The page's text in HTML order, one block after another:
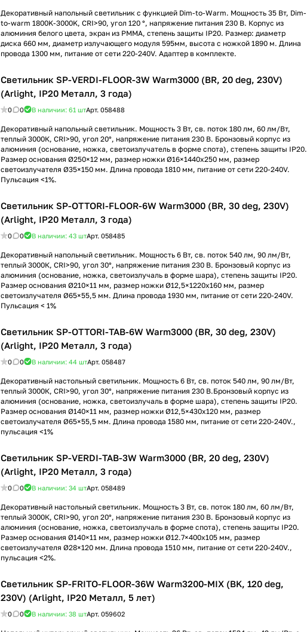
Декоративный напольный светильник с функцией Dim-to-Warm. Мощность 35 Вт, Dim-
to-warm 1800K-3000K, CRI>90, угол 120 °, напряжение питания 230 В. Корпус из
алюминия белого цвета, экран из PMMA, степень защиты IP20. Размер: диаметр
диска 660 мм, диаметр излучающего модуля 595мм, высота с ножкой 1890 м. Длина
провода 1300 мм, питание от сети 220-240V. Адаптер в комплекте.
Светильник SP-VERDI-FLOOR-3W Warm3000 (BR, 20 deg, 230V)
(Arlight, IP20 Металл, 3 года)
0 0 В наличии: 61 штАрт. 058488
Декоративный напольный светильник. Мощность 3 Вт, св. поток 180 лм, 60 лм/Вт,
теплый 3000К, CRI>90, угол 20°, напряжение питания 230 В. Бронзовый корпус из
алюминия (основание, ножка, светоизлучатель в форме спота), степень защиты IP20.
Размер основания Ø250×12 мм, размер ножки Ø16×1440х250 мм, размер
светоизлучателя Ø35×150 мм. Длина провода 1810 мм, питание от сети 220-240V.
Пульсация <1%.
Светильник SP-OTTORI-FLOOR-6W Warm3000 (BR, 30 deg, 230V)
(Arlight, IP20 Металл, 3 года)
0 0 В наличии: 43 штАрт. 058485
Декоративный напольный светильник. Мощность 6 Вт, св. поток 540 лм, 90 лм/Вт,
теплый 3000К, CRI>90, угол 30°, напряжение питания 230 В. Бронзовый корпус из
алюминия (основание, ножка, светоизлучаль в форме шара), степень защиты IP20.
Размер основания Ø210×11 мм, размер ножки Ø12,5×1220х160 мм, размер
светоизлучателя Ø65×55,5 мм. Длина провода 1930 мм, питание от сети 220-240V.
Пульсация < 1%
Светильник SP-OTTORI-TAB-6W Warm3000 (BR, 30 deg, 230V)
(Arlight, IP20 Металл, 3 года)
0 0 В наличии: 44 штАрт. 058487
Декоративный настольный светильник. Мощность 6 Вт, св. поток 540 лм, 90 лм/Вт,
теплый 3000К, CRI>90, угол 30°, напряжение питания 230 В.Бронзовый корпус из
алюминия (основание, ножка, светоизлучаль в форме шара), степень защиты IP20.
Размер основания Ø140×11 мм, размер ножки Ø12,5×430х120 мм, размер
светоизлучателя Ø65×55,5 мм. Длина провода 1580 мм, питание от сети 220-240V.,
пульсация <1%
Светильник SP-VERDI-TAB-3W Warm3000 (BR, 20 deg, 230V)
(Arlight, IP20 Металл, 3 года)
0 0 В наличии: 34 штАрт. 058489
Декоративный настольный светильник. Мощность 3 Вт, св. поток 180 лм, 60 лм/Вт,
теплый 3000К, CRI>90, угол 20°, напряжение питания 230 В. Бронзовый корпус из
алюминия (основание, ножка, светоизлучаль в форме спота), степень защиты IP20.
Размер основания Ø140×11 мм, размер ножки Ø12.7×400х105 мм, размер
светоизлучателя Ø28×120 мм. Длина провода 1510 мм, питание от сети 220-240V.,
пульсация <2%.
Светильник SP-FRITO-FLOOR-36W Warm3200-MIX (BK, 120 deg,
230V) (Arlight, IP20 Металл, 5 лет)
0 0 В наличии: 38 штАрт. 059602